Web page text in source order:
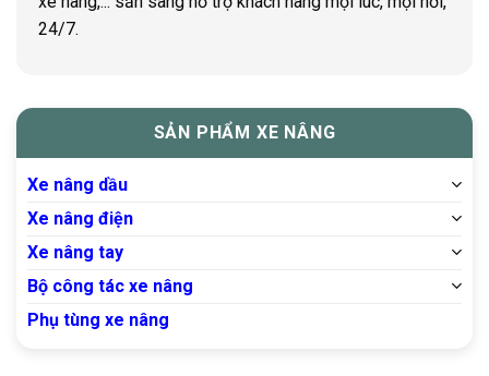
24/7.
SẢN PHẨM XE NÂNG
Xe nâng dầu
Xe nâng điện
Xe nâng tay
Bộ công tác xe nâng
Phụ tùng xe nâng